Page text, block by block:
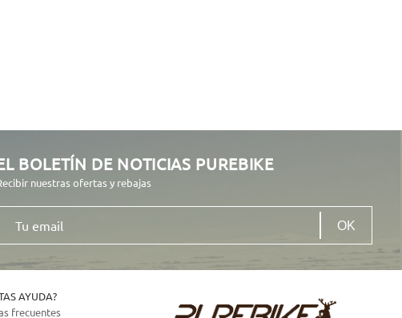
BOLETÍN DE NOTICIAS PUREBIKE
nuestras ofertas y rebajas
email
AYUDA?
frecuentes